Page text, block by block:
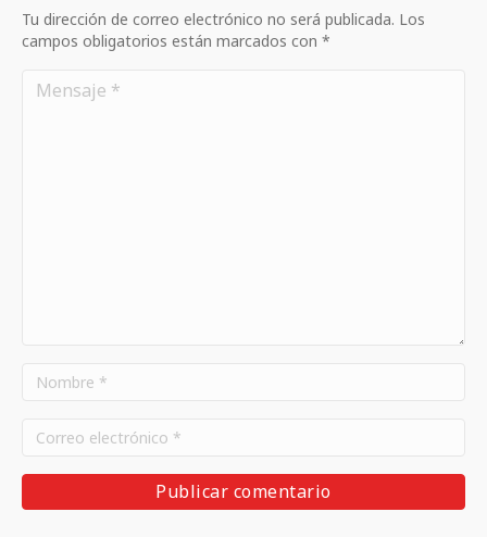
Tu dirección de correo electrónico no será publicada. Los
campos obligatorios están marcados con *